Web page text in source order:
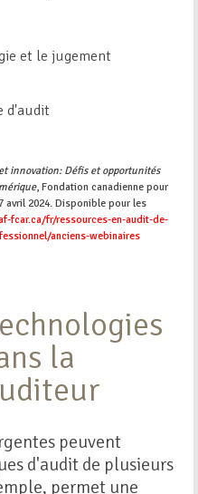
et le jugement
d'audit
innovation: Défis et opportunités
, Fondation canadienne pour
avril 2024. Disponible pour les
fcar.ca/fr/ressources-en-audit-de-
anciens-webinaires
la
peuvent
d'audit de plusieurs
permet une